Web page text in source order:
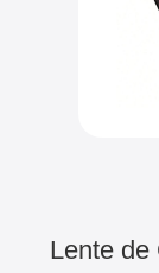
Lente de